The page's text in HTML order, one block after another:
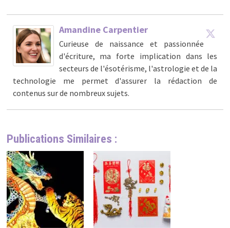
Amandine Carpentier
Curieuse de naissance et passionnée
d'écriture, ma forte implication dans les
secteurs de l'ésotérisme, l'astrologie et de la
technologie me permet d'assurer la rédaction de
contenus sur de nombreux sujets.
Publications Similaires :